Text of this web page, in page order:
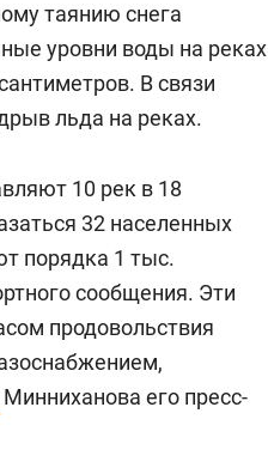
таянию снега
уровни воды на реках
В связи
льда на реках.
10 рек в 18
32 населенных
порядка 1 тыс.
сообщения. Эти
продовольствия
Минниханова его пресс-